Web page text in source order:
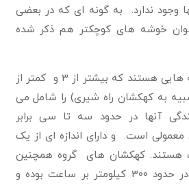
وجود ندارد. به گونه ای که در بعضی
خوشه های کوچکتر هم ذکر شده
گروه ها معمولا مجموعه هایی هستند که بیشتر از 3 و کمتر از
به کهکشان راه شیری) را شامل می
آنها در حدود سه تا سی برابر
است. و دارای اندازه ای از یک
هستند. کهکشان های گروه همچنین
دارای پراکندگی سرعتی در حدود 300 کیلومتر بر ساعت بوده و